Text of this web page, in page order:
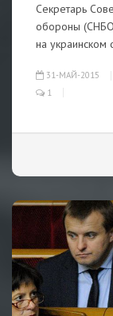
Секретарь
обороны
на
31-МАЙ-2015
1